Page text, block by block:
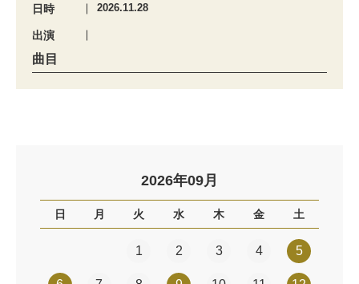
日時 2026.11.28
出演
曲目
2026年09月
日 月 火 水 木 金 土
1 2 3 4 5